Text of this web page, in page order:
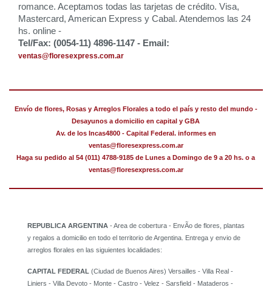
romance. Aceptamos todas las tarjetas de crédito. Visa,
Mastercard, American Express y Cabal. Atendemos las 24
hs. online -
Tel/Fax: (0054-11) 4896-1147 - Email:
ventas@floresexpress.com.ar
Envío de flores, Rosas y Arreglos Florales a todo el país y resto del mundo -
Desayunos a domicilio en capital y GBA
Av. de los Incas4800 - Capital Federal. informes en
ventas@floresexpress.com.ar
Haga su pedido al 54 (011) 4788-9185 de Lunes a Domingo de 9 a 20 hs. o a
ventas@floresexpress.com.ar
REPUBLICA ARGENTINA - Area de cobertura - EnvÃ­o de flores, plantas
y regalos a domicilio en todo el territorio de Argentina. Entrega y envio de
arreglos florales en las siguientes localidades:
CAPITAL FEDERAL (Ciudad de Buenos Aires) Versailles - Villa Real -
Liniers - Villa Devoto - Monte - Castro - Velez - Sarsfield - Mataderos -